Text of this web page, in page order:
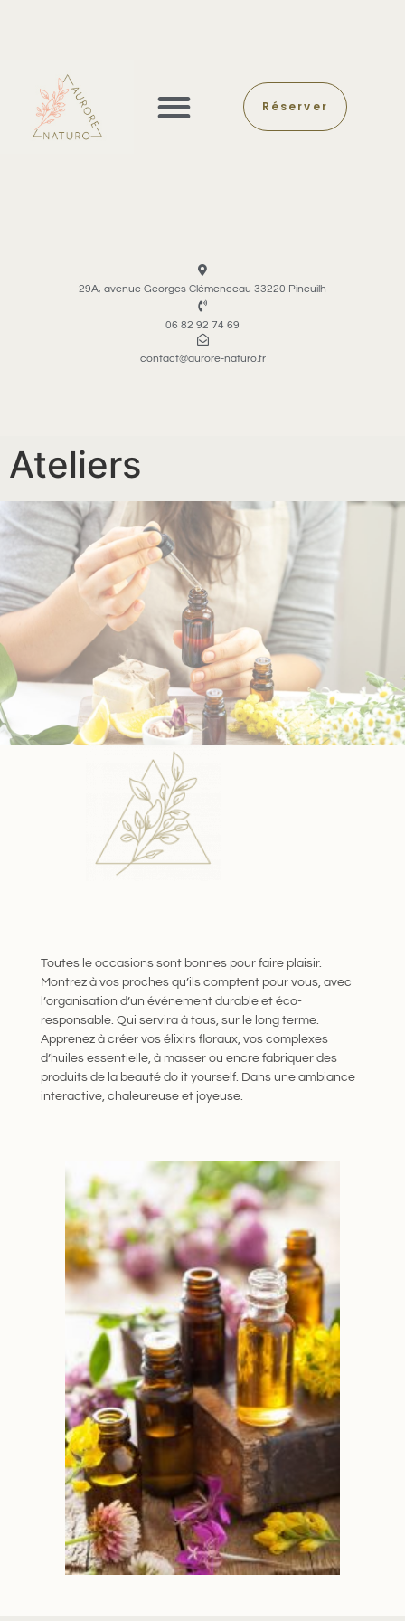
Réserver
29A, avenue Georges Clémenceau 33220 Pineuilh
06 82 92 74 69
contact@aurore-naturo.fr
Ateliers
Toutes le occasions sont bonnes pour faire plaisir.
Montrez à vos proches qu’ils comptent pour vous, avec
l’organisation d’un événement durable et éco-
responsable. Qui servira à tous, sur le long terme.
Apprenez à créer vos élixirs floraux, vos complexes
d’huiles essentielle, à masser ou encre fabriquer des
produits de la beauté do it yourself. Dans une ambiance
interactive, chaleureuse et joyeuse.